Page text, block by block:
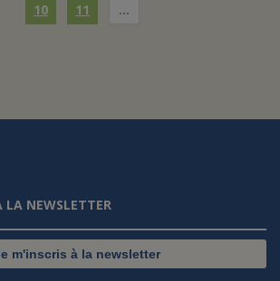
10 11 …
LA NEWSLETTER
m'inscris à la newsletter